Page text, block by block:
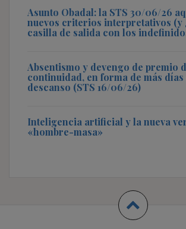
Asunto Obadal: la STS 30/06/26
nuevos criterios interpretativos (y
casilla de salida con los
Absentismo y devengo de premio
continuidad, en forma de más días
descanso (STS 16/06/26)
Inteligencia artificial y la nueva
«hombre-masa»